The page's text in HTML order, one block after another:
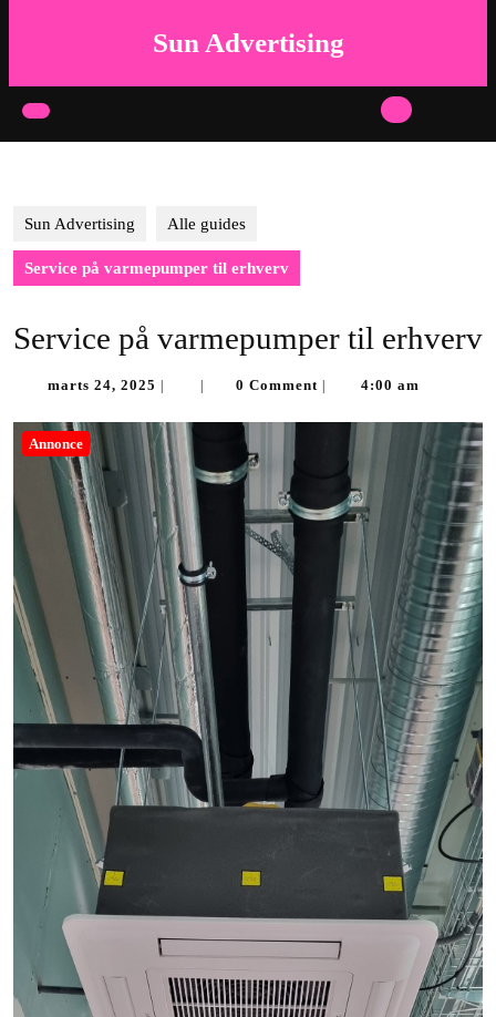
Sun Advertising
Open
Sun Advertising Alle guides
Service på varmepumper til erhverv
Service på varmepumper til erhverv
marts 24, 2025 marts
2025
0 Comment 4:00 am
Annonce